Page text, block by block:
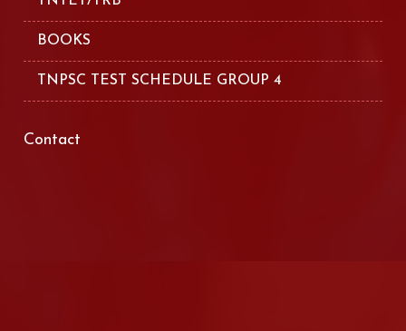
BOOKS
TNPSC TEST SCHEDULE GROUP 4
Contact